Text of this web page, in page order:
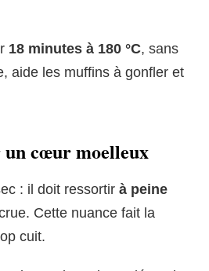
18 minutes à 180 °C, sans
aide les muffins à gonfler et
un cœur moelleux
: il doit ressortir à peine
Cette nuance fait la
cuit.